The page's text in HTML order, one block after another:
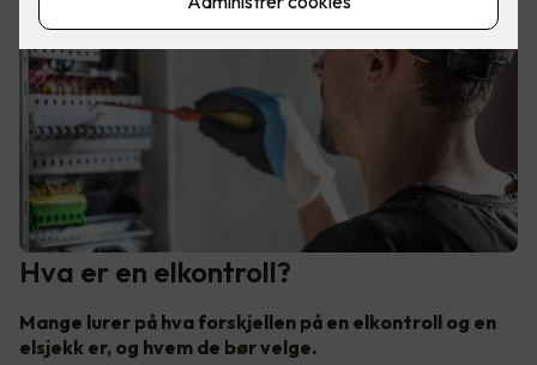
Hva er en elkontroll?
Mange lurer på hva forskjellen på en elkontroll og en
elsjekk er, og hvem de bør velge.